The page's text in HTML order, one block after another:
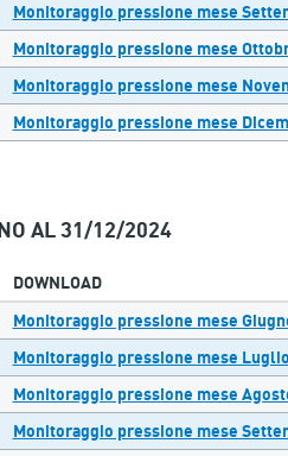
Monitoraggio pressione mese
Monitoraggio pressione mese
Monitoraggio pressione mese
Monitoraggio pressione mese
AL 31/12/2024
DOWNLOAD
Monitoraggio pressione mese
Monitoraggio pressione mese Luglio
Monitoraggio pressione mese
Monitoraggio pressione mese